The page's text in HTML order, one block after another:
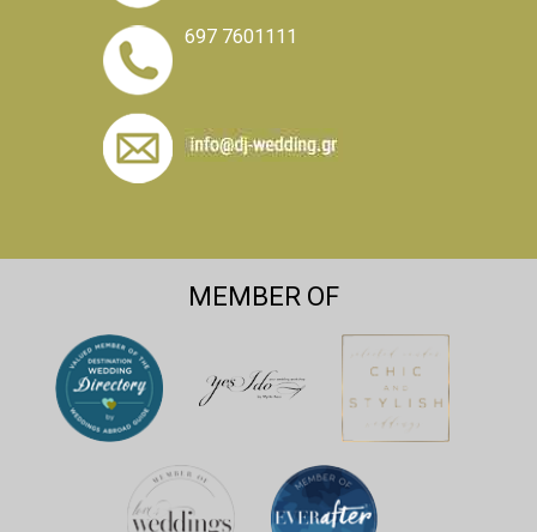
697 7601111
MEMBER OF